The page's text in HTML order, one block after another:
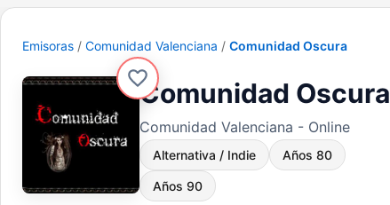
Emisoras Comunidad Valenciana Comunidad Oscura
Comunidad Oscura
Comunidad Valenciana - Online
Alternativa / Indie Años 80
Años 90